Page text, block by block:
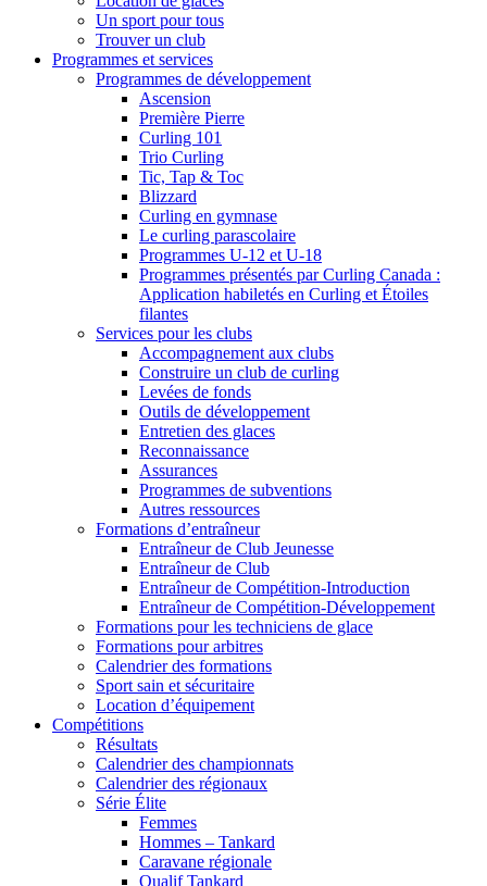
Un sport pour tous
Trouver un club
Programmes et services
Programmes de développement
Ascension
Première Pierre
Curling 101
Trio Curling
Tic, Tap & Toc
Blizzard
Curling en gymnase
Le curling parascolaire
Programmes U-12 et U-18
Programmes présentés par Curling Canada :
Application habiletés en Curling et Étoiles
filantes
Services pour les clubs
Accompagnement aux clubs
Construire un club de curling
Levées de fonds
Outils de développement
Entretien des glaces
Reconnaissance
Assurances
Programmes de subventions
Autres ressources
Formations d’entraîneur
Entraîneur de Club Jeunesse
Entraîneur de Club
Entraîneur de Compétition-Introduction
Entraîneur de Compétition-Développement
Formations pour les techniciens de glace
Formations pour arbitres
Calendrier des formations
Sport sain et sécuritaire
Location d’équipement
Compétitions
Résultats
Calendrier des championnats
Calendrier des régionaux
Série Élite
Femmes
Hommes – Tankard
Caravane régionale
Qualif Tankard